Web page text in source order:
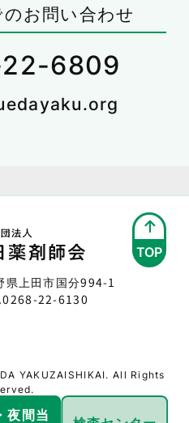
お問い合わせ
6809
夜間当
TOP
上田市国分994-1
0268-22-6130
YAKUZAISHIKAI. All Rights